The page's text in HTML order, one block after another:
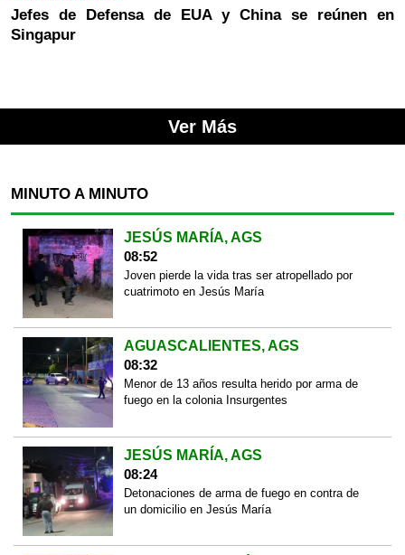
Jefes de Defensa de EUA y China se reúnen en
Singapur
Ver Más
MINUTO A MINUTO
JESÚS MARÍA, AGS
08:52
Joven pierde la vida tras ser atropellado por
cuatrimoto en Jesús María
AGUASCALIENTES, AGS
08:32
Menor de 13 años resulta herido por arma de
fuego en la colonia Insurgentes
JESÚS MARÍA, AGS
08:24
Detonaciones de arma de fuego en contra de
un domicilio en Jesús María